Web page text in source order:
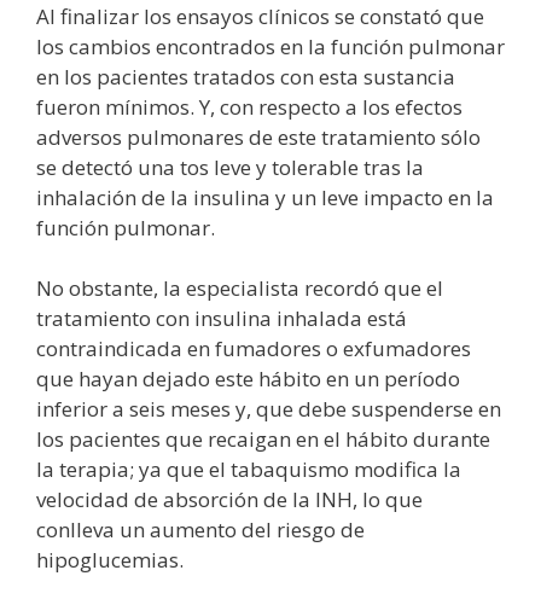
Al finalizar los ensayos clínicos se constató que
los cambios encontrados en la función pulmonar
en los pacientes tratados con esta sustancia
fueron mínimos. Y, con respecto a los efectos
adversos pulmonares de este tratamiento sólo
se detectó una tos leve y tolerable tras la
inhalación de la insulina y un leve impacto en la
función pulmonar.
No obstante, la especialista recordó que el
tratamiento con insulina inhalada está
contraindicada en fumadores o exfumadores
que hayan dejado este hábito en un período
inferior a seis meses y, que debe suspenderse en
los pacientes que recaigan en el hábito durante
la terapia; ya que el tabaquismo modifica la
velocidad de absorción de la INH, lo que
conlleva un aumento del riesgo de
hipoglucemias.